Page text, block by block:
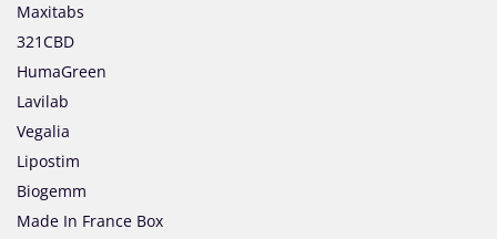
Maxitabs
321CBD
HumaGreen
Lavilab
Vegalia
Lipostim
Biogemm
Made In France Box